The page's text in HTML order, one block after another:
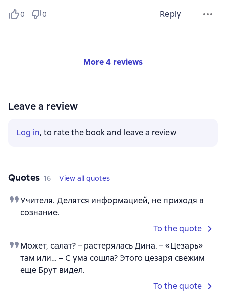
0 0 Reply
More 4 reviews
Leave a review
Log in, to rate the book and leave a review
Quotes 16 View all quotes
Учителя. Делятся информацией, не приходя в
сознание.
To the quote
Может, салат? – растерялась Дина. – «Цезарь»
там или… – С ума сошла? Этого цезаря свежим
еще Брут видел.
To the quote